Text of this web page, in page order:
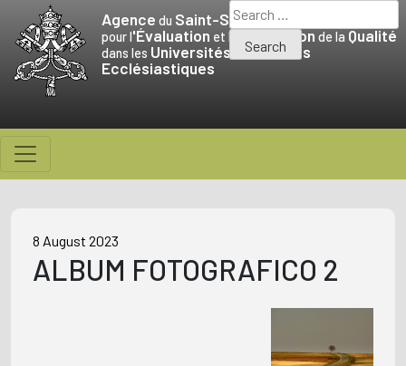
content
Agence du Saint-Siège
pour l'Évaluation et la Promotionde la Qualité
dans les Universités etFacultés
Ecclésiastiques
Search
for:
8 August 2023
ALBUM FOTOGRAFICO 2